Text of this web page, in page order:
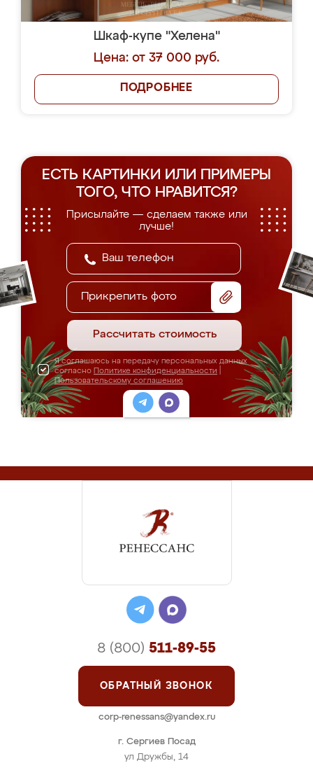
Шкаф-купе "Хелена"
Цена: от 37 000 руб.
ПОДРОБНЕЕ
ЕСТЬ КАРТИНКИ ИЛИ ПРИМЕРЫ
ТОГО, ЧТО НРАВИТСЯ?
Присылайте — сделаем также или
лучше!
Прикрепить фото
Рассчитать стоимость
Я соглашаюсь на передачу персональных данных
согласно Политике конфиденциальности
Пользовательскому соглашению
г. Сергиев Посад
ул Дружбы, 14
8 (800) 511-89-55
ОБРАТНЫЙ ЗВОНОК
corp-renessans@yandex.ru